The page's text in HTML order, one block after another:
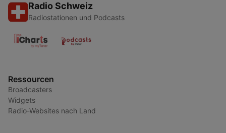
Radio Schweiz
Radiostationen und Podcasts
Ressourcen
Broadcasters
Widgets
Radio-Websites nach Land